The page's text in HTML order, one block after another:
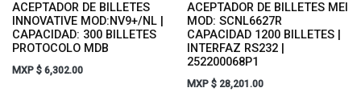
ACEPTADOR DE BILLETES
INNOVATIVE MOD:NV9+/NL |
CAPACIDAD: 300 BILLETES
PROTOCOLO MDB
MXP $ 6,302.00
ACEPTADOR DE BILLETES MEI
MOD: SCNL6627R
CAPACIDAD 1200 BILLETES |
INTERFAZ RS232 |
252200068P1
MXP $ 28,201.00